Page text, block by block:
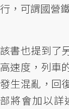
行，可謂國營
該書也提到了
高速度，列車
發生混亂，回
部將會加以詳